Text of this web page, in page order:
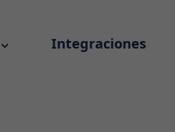
Integraciones